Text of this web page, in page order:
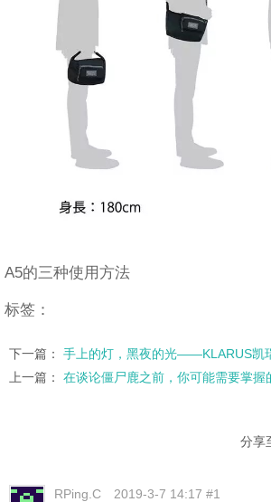
A5的三种使用方法
标签：
下一篇： 手上的灯，黑夜的光——KLARUS凯
上一篇： 在谈论僵尸鹿之前，你可能需要掌握
分享
RPing.C
2019-3-7 14:17 #1